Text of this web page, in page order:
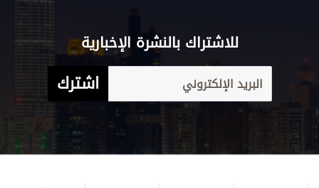
للاشتراك بالنشرة الإخبارية
اشترك